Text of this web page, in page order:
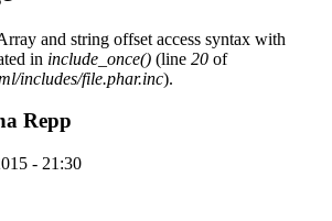
and string offset access syntax with
in include_once() (line 20 of
includes/file.phar.inc).
Repp
- 21:30